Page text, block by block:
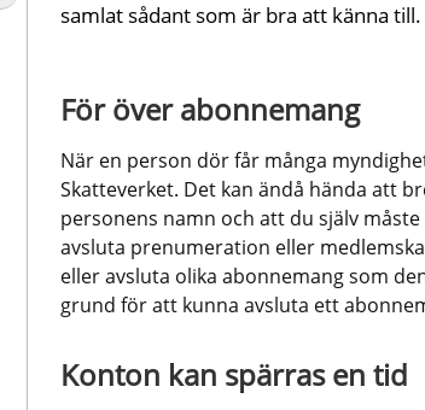
samlat sådant som är bra att känna till.
För över abonnemang
När en person dör får många
Skatteverket. Det kan ändå hända att
personens namn och att du själv
avsluta prenumeration eller
eller avsluta olika abonnemang som
grund för att kunna avsluta ett
Konton kan spärras en tid